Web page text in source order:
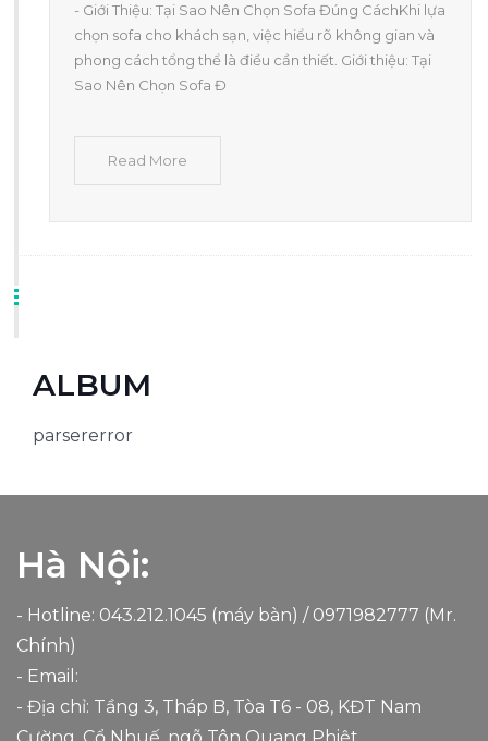
- Giới Thiệu: Tại Sao Nên Chọn Sofa Đúng CáchKhi lựa
chọn sofa cho khách sạn, việc hiểu rõ không gian và
phong cách tổng thể là điều cần thiết. Giới thiệu: Tại
Sao Nên Chọn Sofa Đ
Read More
ALBUM
parsererror
Hà Nội:
- Hotline: 043.212.1045 (máy bàn) / 0971982777 (Mr.
Chính)
- Email:
- Địa chỉ: Tầng 3, Tháp B, Tòa T6 - 08, KĐT Nam